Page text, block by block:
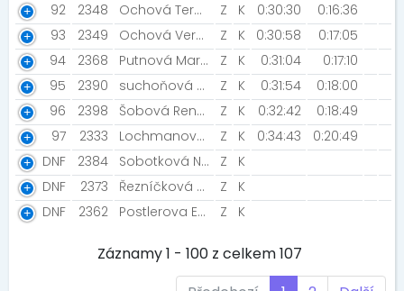
92
2348 Ochová Tereza [Asocial team of Superběhna] Z K 0:30:30
0:16:36
93
2349 Ochová Veronika Z K 0:30:58
0:17:05
94
2368 Putnová Martina [řidičem.cz] Z K 0:31:04
0:17:10
95
2390 suchoňová martina [turbošneky] Z K 0:31:54
0:18:00
96
2398 Šobová Renata Z K 0:32:42
0:18:49
97
2333 Lochmanová Mária Z K 0:34:43
0:20:49
DNF
2384 Sobotková Nikola Z
K
DNF
2373 Řezníčková Sára [BKB Team] Z
K
DNF
2362 Postlerova Eva Z K
Záznamy 1 - 100 z celkem 107